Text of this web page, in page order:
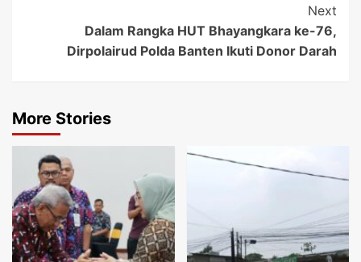
Next
Dalam Rangka HUT Bhayangkara ke-76,
Dirpolairud Polda Banten Ikuti Donor Darah
More Stories